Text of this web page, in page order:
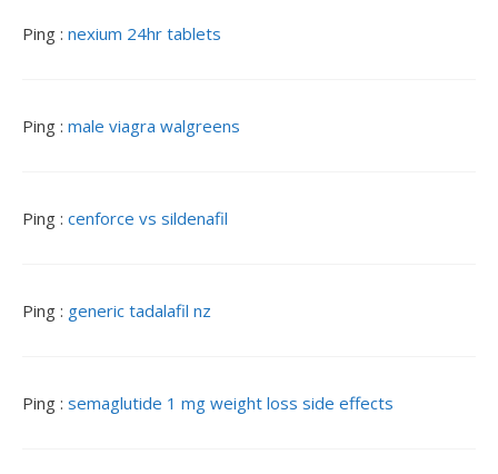
Ping : nexium 24hr tablets
Ping : male viagra walgreens
Ping : cenforce vs sildenafil
Ping : generic tadalafil nz
Ping : semaglutide 1 mg weight loss side effects